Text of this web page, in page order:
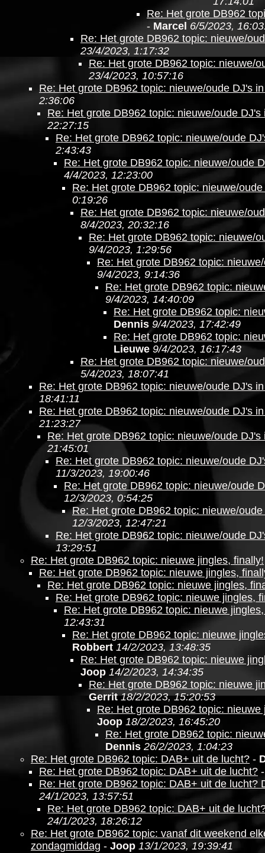
Re: Het grote DB962
- Marcel 6/5/2023,
Re: Het grote DB962 topic: nieuwe/
23/4/2023, 1:17:32
Re: Het grote DB962 topic: nieuwe/
23/4/2023, 10:57:16
Re: Het grote DB962 topic: nieuwe/oude DJ's
2:36:06
Re: Het grote DB962 topic: nieuwe/oude DJ's
22:27:15
Re: Het grote DB962 topic: nieuwe/oude
2:43:43
Re: Het grote DB962 topic: nieuwe/oude
4/4/2023, 12:23:00
Re: Het grote DB962 topic: nieuwe/
0:19:26
Re: Het grote DB962 topic: nieuwe/
8/4/2023, 20:32:16
Re: Het grote DB962 topic: nieuwe/
9/4/2023, 1:29:56
Re: Het grote DB962 topic:
9/4/2023, 9:14:36
Re: Het grote DB962 topic:
9/4/2023, 14:40:09
Re: Het grote DB962 topic:
Dennis 9/4/2023, 17:42:49
Re: Het grote DB962 topic:
Lieuwe 9/4/2023, 16:17:43
Re: Het grote DB962 topic: nieuwe/
5/4/2023, 18:07:41
Re: Het grote DB962 topic: nieuwe/oude DJ's
18:41:11
Re: Het grote DB962 topic: nieuwe/oude DJ's
21:23:27
Re: Het grote DB962 topic: nieuwe/oude DJ's
21:45:01
Re: Het grote DB962 topic: nieuwe/oude
11/3/2023, 19:00:46
Re: Het grote DB962 topic: nieuwe/oude
12/3/2023, 0:54:25
Re: Het grote DB962 topic: nieuwe/
12/3/2023, 12:47:21
Re: Het grote DB962 topic: nieuwe/oude
13:29:51
Re: Het grote DB962 topic: nieuwe jingles, finally!
Re: Het grote DB962 topic: nieuwe jingles,
Re: Het grote DB962 topic: nieuwe jingles,
Re: Het grote DB962 topic: nieuwe jingles,
Re: Het grote DB962 topic: nieuwe
12:43:31
Re: Het grote DB962 topic: nieuwe
Robbert 14/2/2023, 13:48:35
Re: Het grote DB962 topic: nieuwe
Joop 14/2/2023, 14:34:35
Re: Het grote DB962 topic: nieuwe
Gerrit 18/2/2023, 15:20:53
Re: Het grote DB962 topic:
Joop 18/2/2023, 16:45:20
Re: Het grote DB962 topic:
Dennis 26/2/2023, 1:04:23
Re: Het grote DB962 topic: DAB+ uit de lucht? -
Re: Het grote DB962 topic: DAB+ uit de lucht?
Re: Het grote DB962 topic: DAB+ uit de lucht?
24/1/2023, 13:57:51
Re: Het grote DB962 topic: DAB+ uit de
24/1/2023, 18:26:12
Re: Het grote DB962 topic: vanaf dit weekend
zondagmiddag - Joop 13/1/2023, 19:39:41